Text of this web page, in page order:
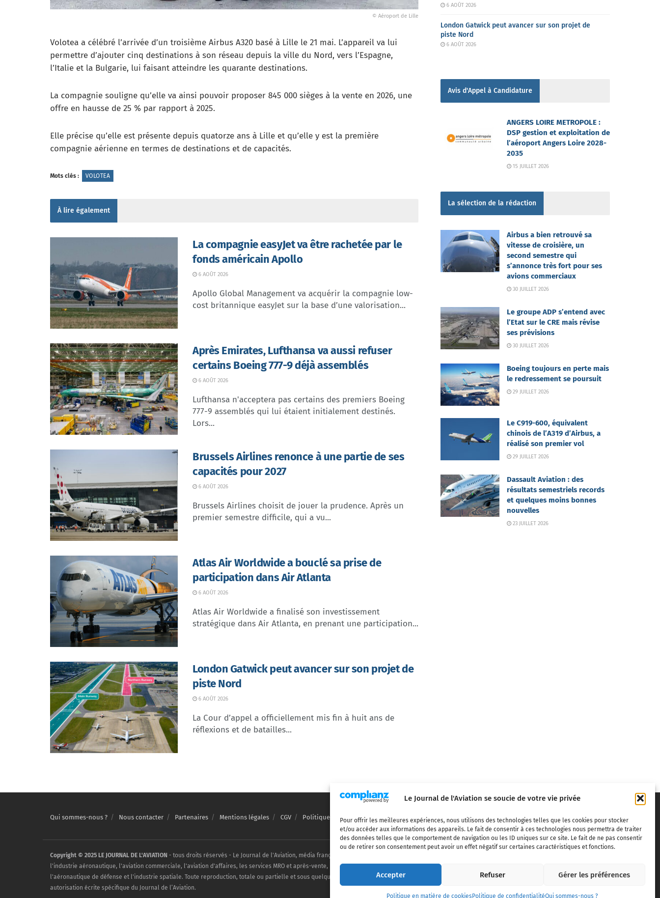
Le Journal de l'Aviation se soucie de votre vie privée
Pour offrir les meilleures expériences, nous utilisons des technologies telles que les cookies pour stocker
et/ou accéder aux informations des appareils. Le fait de consentir à ces technologies nous permettra de traiter
des données telles que le comportement de navigation ou les ID uniques sur ce site. Le fait de ne pas consentir
ou de retirer son consentement peut avoir un effet négatif sur certaines caractéristiques et fonctions.
Accepter Refuser Gérer les préférences
Politique en matière de cookies Politique de confidentialitéQui sommes-nous ?
© Aéroport de Lille
Volotea a célébré l’arrivée d’un troisième Airbus A320 basé à Lille le 21 mai. L’appareil va lui
permettre d’ajouter cinq destinations à son réseau depuis la ville du Nord, vers l’Espagne,
l’Italie et la Bulgarie, lui faisant atteindre les quarante destinations.
La compagnie souligne qu’elle va ainsi pouvoir proposer 845 000 sièges à la vente en 2026, une
offre en hausse de 25 % par rapport à 2025.
Elle précise qu’elle est présente depuis quatorze ans à Lille et qu’elle y est la première
compagnie aérienne en termes de destinations et de capacités.
Mots clés : VOLOTEA
À lire également
La compagnie easyJet va être rachetée par le
fonds américain Apollo
6 AOÛT 2026
Apollo Global Management va acquérir la compagnie low-
cost britannique easyJet sur la base d’une valorisation...
Après Emirates, Lufthansa va aussi refuser
certains Boeing 777-9 déjà assemblés
6 AOÛT 2026
Lufthansa n'acceptera pas certains des premiers Boeing
777-9 assemblés qui lui étaient initialement destinés.
Lors...
Brussels Airlines renonce à une partie de ses
capacités pour 2027
6 AOÛT 2026
Brussels Airlines choisit de jouer la prudence. Après un
premier semestre difficile, qui a vu...
Atlas Air Worldwide a bouclé sa prise de
participation dans Air Atlanta
6 AOÛT 2026
Atlas Air Worldwide a finalisé son investissement
stratégique dans Air Atlanta, en prenant une participation...
London Gatwick peut avancer sur son projet de
piste Nord
6 AOÛT 2026
La Cour d’appel a officiellement mis fin à huit ans de
réflexions et de batailles...
6 AOÛT 2026
London Gatwick peut avancer sur son projet de
piste Nord
6 AOÛT 2026
Avis d'Appel à Candidature
ANGERS LOIRE METROPOLE :
DSP gestion et exploitation de
l’aéroport Angers Loire 2028-
2035
15 JUILLET 2026
La sélection de la rédaction
Airbus a bien retrouvé sa
vitesse de croisière, un
second semestre qui
s’annonce très fort pour ses
avions commerciaux
30 JUILLET 2026
Le groupe ADP s’entend avec
l’Etat sur le CRE mais révise
ses prévisions
30 JUILLET 2026
Boeing toujours en perte mais
le redressement se poursuit
29 JUILLET 2026
Le C919-600, équivalent
chinois de l’A319 d’Airbus, a
réalisé son premier vol
29 JUILLET 2026
Dassault Aviation : des
résultats semestriels records
et quelques moins bonnes
nouvelles
23 JUILLET 2026
Qui sommes-nous ? Nous contacter Partenaires Mentions légales CGV Politique de confidentialité
Copyright © 2025 LE JOURNAL DE L'AVIATION - tous droits réservés - Le Journal de l'Aviation, média français de référence couvrant l'actualité de
l'industrie aéronautique, l'aviation commerciale, l'aviation d'affaires, les services MRO et après-vente, le financement et la location d'aéronefs civils,
l'aéronautique de défense et l'industrie spatiale. Toute reproduction, totale ou partielle et sous quelque forme ou support que ce soit, est interdite sans
autorisation écrite spécifique du Journal de l’Aviation.